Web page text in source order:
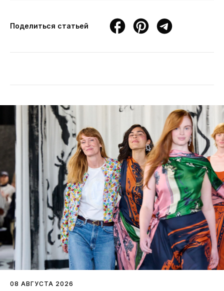
Поделиться статьей
08 АВГУСТА 2026